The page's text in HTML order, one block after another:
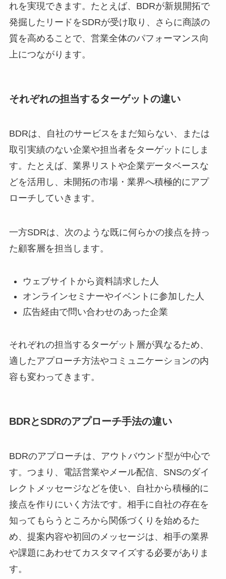
れを実現できます。たとえば、BDRが新規開拓で
発掘したリードをSDRが受け取り、さらに商談の
質を高めることで、営業全体のパフォーマンス向
上につながります。
それぞれの担当するターゲットの違い
BDRは、自社のサービスをまだ知らない、または
取引実績のない企業や担当者をターゲットにしま
す。たとえば、業界リストや企業データベースな
どを活用し、未開拓の市場・業界へ積極的にアプ
ローチしていきます。
一方SDRは、次のような既に何らかの接点を持っ
た顧客層を担当します。
ウェブサイトから資料請求した人
オンラインセミナーやイベントに参加した人
広告経由で問い合わせのあった企業
それぞれの担当するターゲット層が異なるため、
適したアプローチ方法やコミュニケーションの内
容も変わってきます。
BDRとSDRのアプローチ手法の違い
BDRのアプローチは、アウトバウンド型が中心で
す。つまり、電話営業やメール配信、SNSのダイ
レクトメッセージなどを使い、自社から積極的に
接点を作りにいく方法です。相手に自社の存在を
知ってもらうところから関係づくりを始めるた
め、提案内容や初回のメッセージは、相手の業界
や課題にあわせてカスタマイズする必要がありま
す。